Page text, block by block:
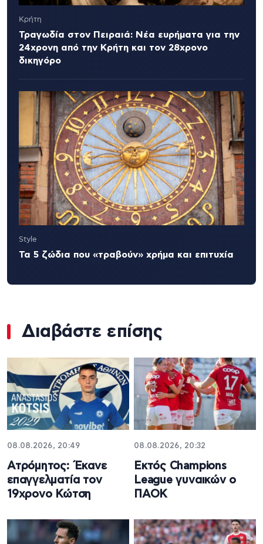
Κρήτη
Τραγωδία στον Πειραιά: Νέα ευρήματα για την
24χρονη από την Κρήτη και τον 28χρονο
δικηγόρο
Style
Τα 5 ζώδια που «τραβούν» χρήμα και επιτυχία
Διαβάστε επίσης
08.08.2026, 20:49
Ατρόμητος: Έκανε
επαγγελματία τον
19χρονο Κώτση
08.08.2026, 20:32
Εκτός Champions
League γυναικών ο
ΠΑΟΚ